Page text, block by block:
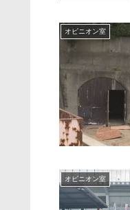
オピニオン室
オピニオン室